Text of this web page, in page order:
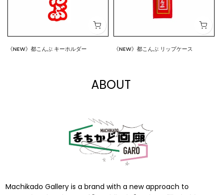
《NEW》都こんぶ キーホルダー 《NEW》都こんぶ リップケース
ABOUT
Machikado Gallery is a brand with a new approach to